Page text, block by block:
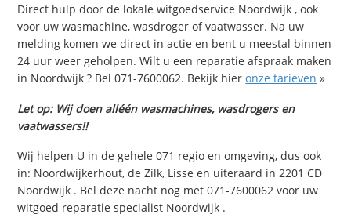
Direct hulp door de lokale witgoedservice Noordwijk , ook
voor uw wasmachine, wasdroger of vaatwasser. Na uw
melding komen we direct in actie en bent u meestal binnen
24 uur weer geholpen. Wilt u een reparatie afspraak maken
in Noordwijk ? Bel 071-7600062. Bekijk hieronze tarieven »
Let op: Wij doen alléén wasmachines, wasdrogers en
vaatwassers!!
Wij helpen U in de gehele 071 regio en omgeving, dus ook
in: Noordwijkerhout, de Zilk, Lisse en uiteraard in 2201 CD
Noordwijk . Bel deze nacht nog met 071-7600062 voor uw
witgoed reparatie specialist Noordwijk .